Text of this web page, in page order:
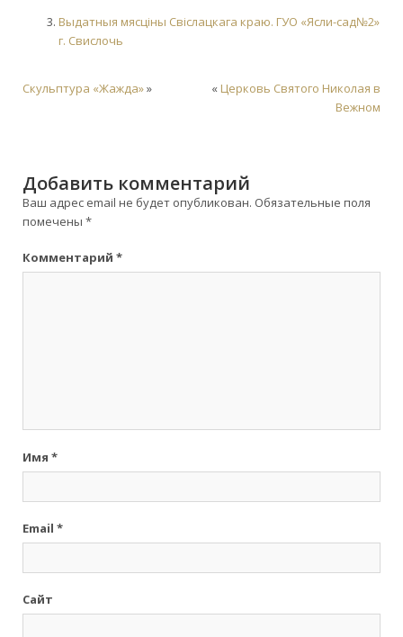
Выдатныя мясціны Свіслацкага краю. ГУО «Ясли-сад№2»
г. Свислочь
Скульптура «Жажда»» « Церковь Святого Николая в
Вежном
Добавить комментарий
Ваш адрес email не будет опубликован. Обязательные поля
помечены *
Комментарий *
Имя *
Email *
Сайт